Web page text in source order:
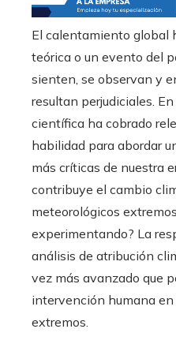
El calentamiento global
teórica o un evento del
sienten, se observan y
resultan perjudiciales.
científica ha cobrado
habilidad para abordar
más críticas de nuestra
contribuye el cambio
meteorológicos
experimentando? La
análisis de atribución
vez más avanzado que
intervención humana
extremos.